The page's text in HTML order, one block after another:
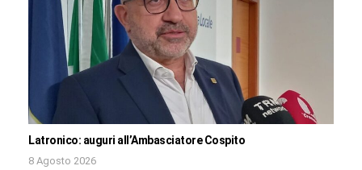
Latronico: auguri all’Ambasciatore Cospito
8 Agosto 2026